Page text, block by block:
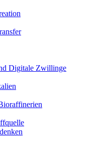
Digitale Zwillinge